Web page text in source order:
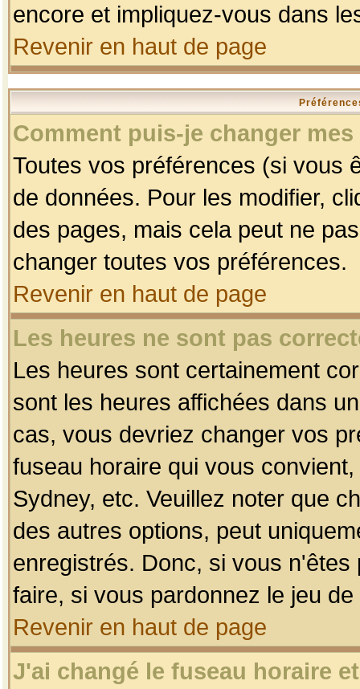
encore et impliquez-vous dans
Revenir en haut de page
Comment puis-je changer
Toutes vos préférences (si vous
de données. Pour les modifier,
des pages, mais cela peut ne
changer toutes vos préférences.
Revenir en haut de page
Les heures ne sont pas
Les heures sont certainement
sont les heures affichées dans
cas, vous devriez changer vos
fuseau horaire qui vous
Sydney, etc. Veuillez noter que
des autres options, peut
enregistrés. Donc, si vous
faire, si vous pardonnez le jeu
Revenir en haut de page
J'ai changé le fuseau horaire